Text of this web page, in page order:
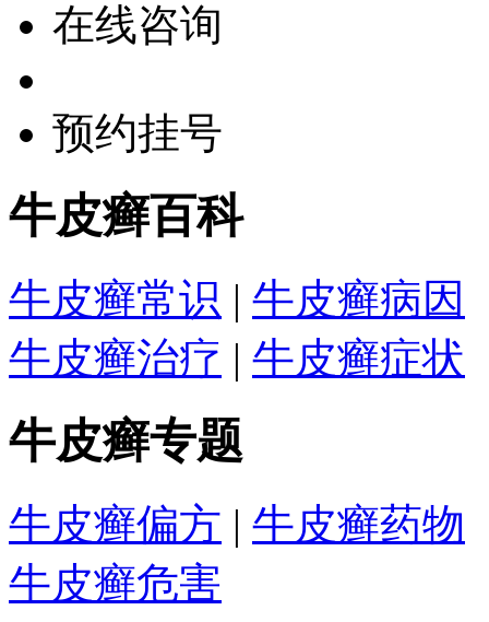
在线咨询
预约挂号
牛皮癣百科
牛皮癣常识 | 牛皮癣病因
牛皮癣治疗 | 牛皮癣症状
牛皮癣专题
牛皮癣偏方 | 牛皮癣药物
牛皮癣危害